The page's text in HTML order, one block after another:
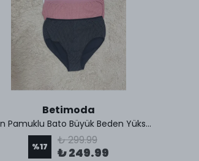
Betimoda
Kadın Pamuklu Bato Büyük Beden Yüksek Bel 5 Adet Külot
%17 ₺ 299.99
₺ 249.99